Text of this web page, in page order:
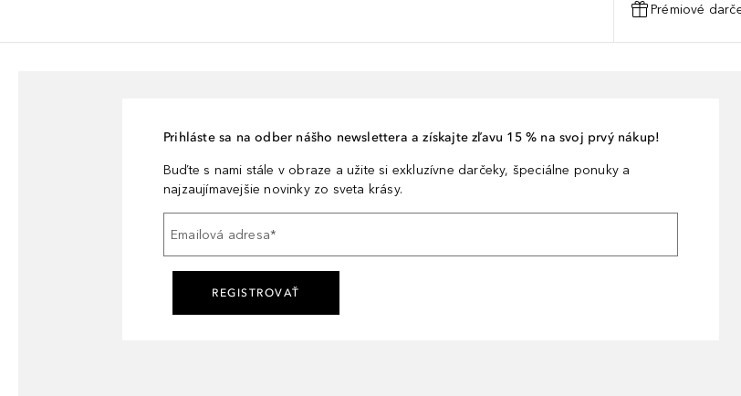
Prémiové
Prihláste sa na odber nášho newslettera a získajte zľavu 15 % na svoj prvý nákup!
Buďte s nami stále v obraze a užite si exkluzívne darčeky, špeciálne ponuky a
najzaujímavejšie novinky zo sveta krásy.
Emailová adresa*
REGISTROVAŤ